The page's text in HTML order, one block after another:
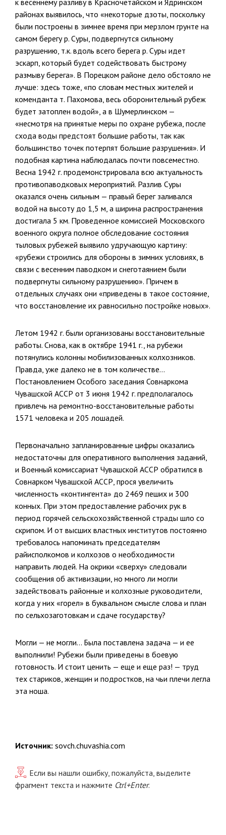
к весеннему разливу в Красночетайском и Ядринском
районах выявилось, что «некоторые дзоты, поскольку
были построены в зимнее время при мерзлом грунте на
самом берегу р. Суры, подвергнутся сильному
разрушению, т.к. вдоль всего берега р. Суры идет
эскарп, который будет содействовать быстрому
размыву берега». В Порецком районе дело обстояло не
лучше: здесь тоже, «по словам местных жителей и
коменданта т. Пахомова, весь оборонительный рубеж
будет затоплен водой», а в Шумерлинском —
«несмотря на принятые меры по охране рубежа, после
схода воды предстоят большие работы, так как
большинство точек потерпят большие разрушения». И
подобная картина наблюдалась почти повсеместно.
Весна 1942 г. продемонстрировала всю актуальность
противопаводковых мероприятий. Разлив Суры
оказался очень сильным — правый берег заливался
водой на высоту до 1,5 м, а ширина распространения
достигала 5 км. Проведенное комиссией Московского
военного округа полное обследование состояния
тыловых рубежей выявило удручающую картину:
«рубежи строились для обороны в зимних условиях, в
связи с весенним паводком и снеготаянием были
подвергнуты сильному разрушению». Причем в
отдельных случаях они «приведены в такое состояние,
что восстановление их равносильно постройке новых».
Летом 1942 г. были организованы восстановительные
работы. Снова, как в октябре 1941 г., на рубежи
потянулись колонны мобилизованных колхозников.
Правда, уже далеко не в том количестве…
Постановлением Особого заседания Совнаркома
Чувашской АССР от 3 июня 1942 г. предполагалось
привлечь на ремонтно-восстановительные работы
1571 человека и 205 лошадей.
Первоначально запланированные цифры оказались
недостаточны для оперативного выполнения заданий,
и Военный комиссариат Чувашской АССР обратился в
Совнарком Чувашской АССР, прося увеличить
численность «контингента» до 2469 пеших и 300
конных. При этом предоставление рабочих рук в
период горячей сельскохозяйственной страды шло со
скрипом. И от высших властных институтов постоянно
требовалось напоминать председателям
райисполкомов и колхозов о необходимости
направить людей. На окрики «сверху» следовали
сообщения об активизации, но много ли могли
задействовать районные и колхозные руководители,
когда у них «горел» в буквальном смысле слова и план
по сельхозаготовкам и сдаче государству?
Могли — не могли… Была поставлена задача — и ее
выполнили! Рубежи были приведены в боевую
готовность. И стоит ценить — еще и еще раз! — труд
тех стариков, женщин и подростков, на чьи плечи легла
эта ноша.
Источник: sovch.chuvashia.com
Если вы нашли ошибку, пожалуйста, выделите
фрагмент текста и нажмите Ctrl+Enter.